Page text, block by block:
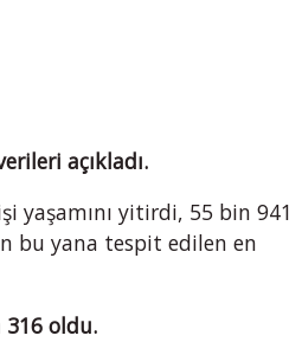
açıkladı.
yaşamını yitirdi, 55 bin 941
bu yana tespit edilen en
316 oldu.